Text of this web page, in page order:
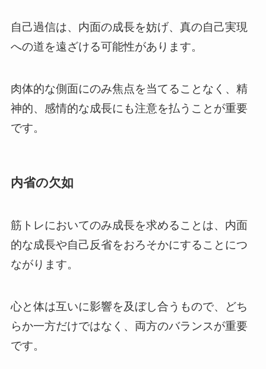
自己過信は、内面の成長を妨げ、真の自己実現
への道を遠ざける可能性があります。
肉体的な側面にのみ焦点を当てることなく、精
神的、感情的な成長にも注意を払うことが重要
です。
内省の欠如
筋トレにおいてのみ成長を求めることは、内面
的な成長や自己反省をおろそかにすることにつ
ながります。
心と体は互いに影響を及ぼし合うもので、どち
らか一方だけではなく、両方のバランスが重要
です。